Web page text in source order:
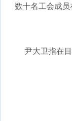
数十名工会成
尹大卫指在